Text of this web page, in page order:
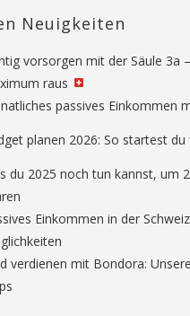
Neuigkeiten
vorsorgen mit der Säule 3a
raus
passives Einkommen
planen 2026: So startest
du 2025 noch tun kannst, um
Einkommen in der
verdienen mit Bondora: